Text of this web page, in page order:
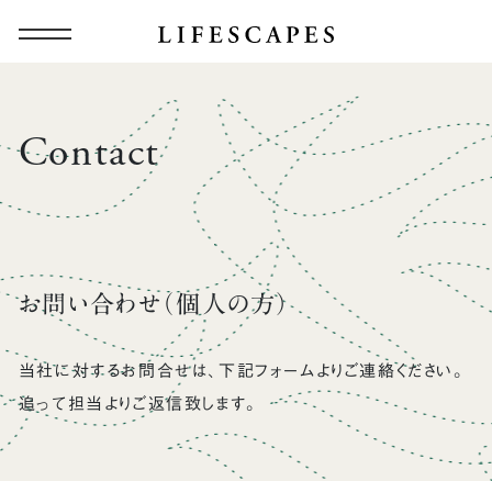
Contact
お問い合わせ（個人の方）
当社に対するお問合せは、下記フォームよりご連絡ください。
追って担当よりご返信致します。